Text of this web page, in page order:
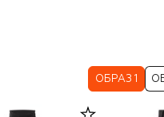
ОБРАЗ 1